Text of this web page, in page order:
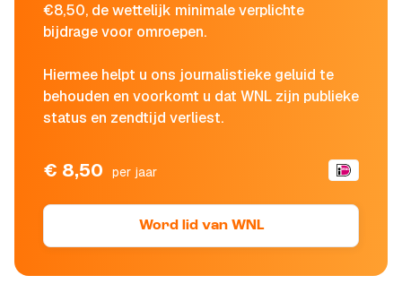
€8,50, de wettelijk minimale verplichte
bijdrage voor omroepen.
Hiermee helpt u ons journalistieke geluid te
behouden en voorkomt u dat WNL zijn publieke
status en zendtijd verliest.
€ 8,50 per jaar
Word lid van WNL